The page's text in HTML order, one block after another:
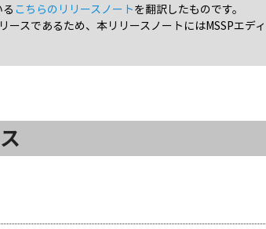
こちらのリリースノートを翻訳したものです。
スであるため、本リリースノートにはMSSPエデ